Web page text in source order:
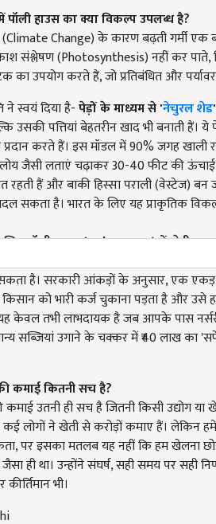
हाउस का क्या विकल्प उपलब्ध है?
(Climate Change) के कारण बढ़ती गर्मी
संश्लेषण (Photosynthesis) नहीं कर पाते,
का उपयोग करते हैं, जो प्रतिबंधित और
ने स्वयं दिया है-पेड़ों के माध्यम से'नेचुरल शेड'
उसकी पत्तियां बेहतरीन खाद भी बनाती
प्रदान करते हैं। इस मॉडल में 90% जगह
जैसी लताएं चढ़ाकर 30-40 फीट की
हैं और बाकी हिस्सा पराली (वेस्टेज)
सकता है। भारत के लिए यह प्राकृतिक
पॉली हाउस (Poly House)में खेती
के लिए तो अच्छा है जिनके पास
सकता है। सरकारी आंकड़ों के अनुसार, एक
किसान को भारी कर्ज चुकाना पड़ता है और
केवल तभी लाभदायक है जब आपके पास
सब्जियां उगाने के चक्कर में ₹40 लाख
कमाई कितनी सच है?
कमाई उतनी ही सच है जितनी किसी उद्योग
लोगों ने खेती से करोड़ों कमाए हैं। लेकिन
पर इसका मतलब यह नहीं कि हम खेलना
ही था। उन्होंने संघर्ष, सही समय पर
भी।